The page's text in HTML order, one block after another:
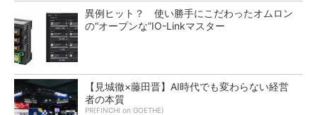
異例ヒット？ 使い勝手にこだわったオムロン
の“オープンな”IO-Linkマスター
【見城徹×藤田晋】AI時代でも変わらない経営
者の本質
PR(FINCHI on GOETHE)